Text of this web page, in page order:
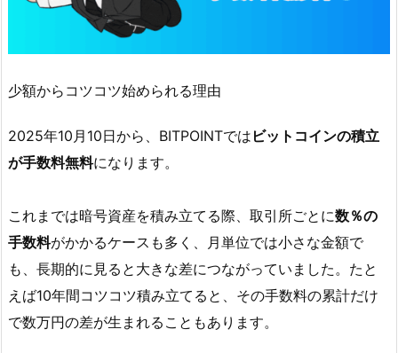
え
5.
✍
に
登
録
し
て
少額からコツコツ始められる理由
2025年10月10日から、BITPOINTでは ビットコインの積立
が手数料無料になります。
これまでは暗号資産を積み立てる際、取引所ごとに数％の
手数料がかかるケースも多く、月単位では小さな金額で
も、長期的に見ると大きな差につながっていました。たと
えば10年間コツコツ積み立てると、その手数料の累計だけ
で数万円の差が生まれることもあります。